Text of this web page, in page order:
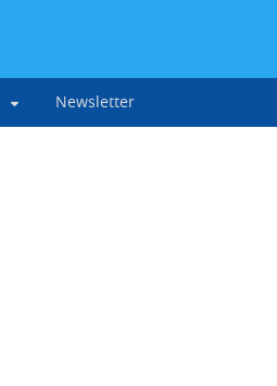
Newsletter